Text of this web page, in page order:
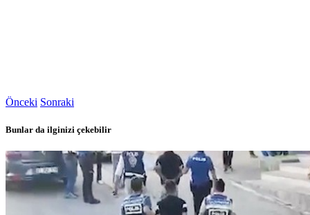
Önceki Sonraki
Bunlar da ilginizi çekebilir